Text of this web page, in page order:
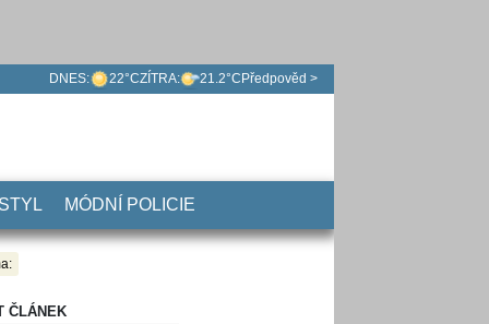
DNES: 22°CZÍTRA: 21.2°C Předpověd >
MÓDNÍ POLICIE
ČLÁNEK